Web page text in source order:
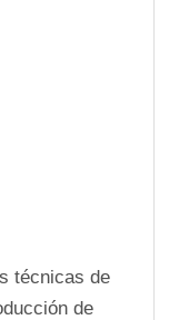
técnicas de
de